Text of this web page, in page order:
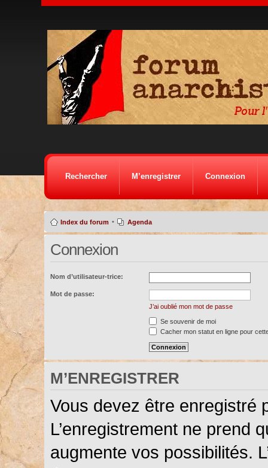
Rechercher M’enregistrer Connexion
Index du forum • Agenda
Connexion
Nom d’utilisateur-trice:
Mot de passe:
J’ai oublié mon mot de passe
Se souvenir de moi
Cacher mon statut en ligne pour
M’ENREGISTRER
Vous devez être enregistré
L’enregistrement ne prend
augmente vos possibilités.